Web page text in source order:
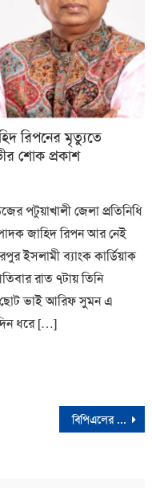
রিপনের মৃত্যুতে
শোক প্রকাশ
পটুয়াখালী জেলা প্রতিনিধি
জাহিদ রিপন আর নেই
ইসলামী ব্যাংক কার্ডিয়াক
রাত ৭টায় তিনি
ছোট ভাই আরিফ সুমন এ
ধরে […]
বিপিএলের টিকেটের মূল্য তালিকা প্রকাশ করলো বিসিবি